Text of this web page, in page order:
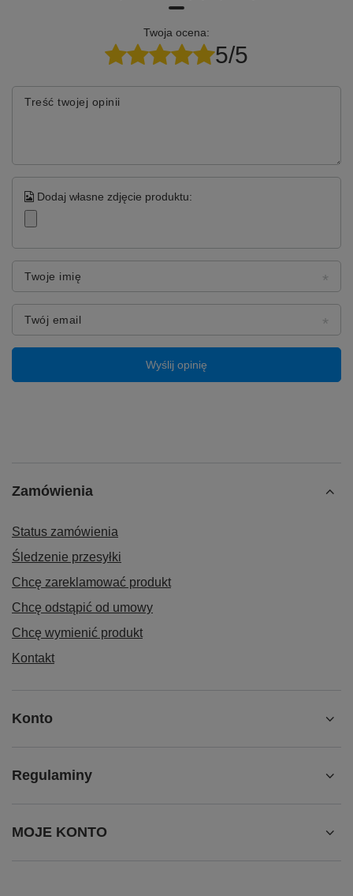
Twoja ocena:
5/5
Treść twojej opinii
Dodaj własne zdjęcie produktu:
Twoje imię
Twój email
Wyślij opinię
Zamówienia
Status zamówienia
Śledzenie przesyłki
Chcę zareklamować produkt
Chcę odstąpić od umowy
Chcę wymienić produkt
Kontakt
Konto
Regulaminy
MOJE KONTO